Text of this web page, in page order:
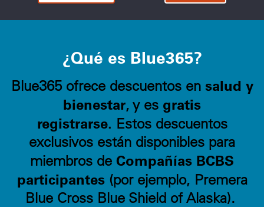
¿Qué es Blue365?
Blue365 ofrece descuentos en salud y
bienestar, y es gratis
registrarse. Estos descuentos
exclusivos están disponibles para
miembros de Compañías BCBS
participantes(por ejemplo, Premera
Blue Cross Blue Shield of Alaska).